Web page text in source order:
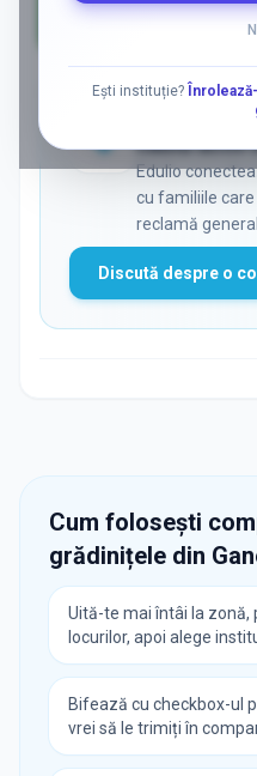
Ești instituție?
Vrei să
caută activ
Edulio
cu familiile
reclamă
Discută despre o
Cum folosești
grădinițele din
Uită-te mai întâi la
locurilor, apoi alege
Bifează cu checkbox-ul
vrei să le trimiți în